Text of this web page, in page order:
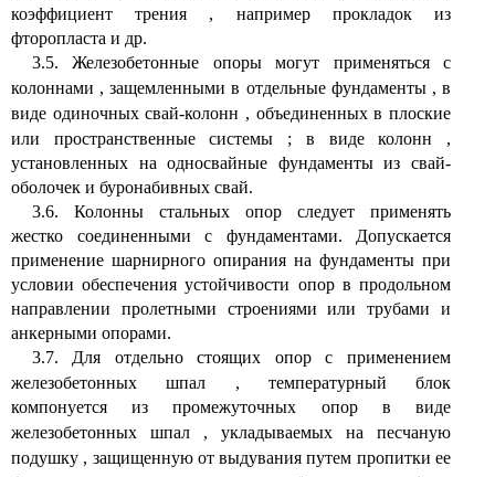
коэффициент трения
,
например прокладок из
фторопласта и др.
3.5. Железобетонные опоры могут применяться с
колоннами , защемленными в отдельные фундаменты , в
виде одиночных свай-колонн , объединенных в плоские
или пространственные системы
; в виде колонн
,
установленных на односвайные фундаменты из свай-
оболочек и буронабивных свай.
3.6. Колонны стальных опор следует применять
жестко соединенными с фундаментами. Допускается
применение шарнирного опирания на фундаменты при
условии обеспечения устойчивости опор в продольном
направлении пролетными строениями или трубами и
анкерными опорами.
3.7. Для отдельно стоящих опор с применением
железобетонных шпал
,
температурный блок
компонуется из промежуточных опор в виде
железобетонных шпал
,
укладываемых на песчаную
подушку , защищенную от выдувания путем пропитки ее